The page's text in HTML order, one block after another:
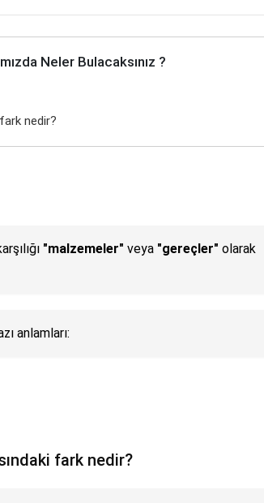
Neler Bulacaksınız ?
nedir?
"malzemeler" veya "gereçler" olarak
anlamları:
fark nedir?